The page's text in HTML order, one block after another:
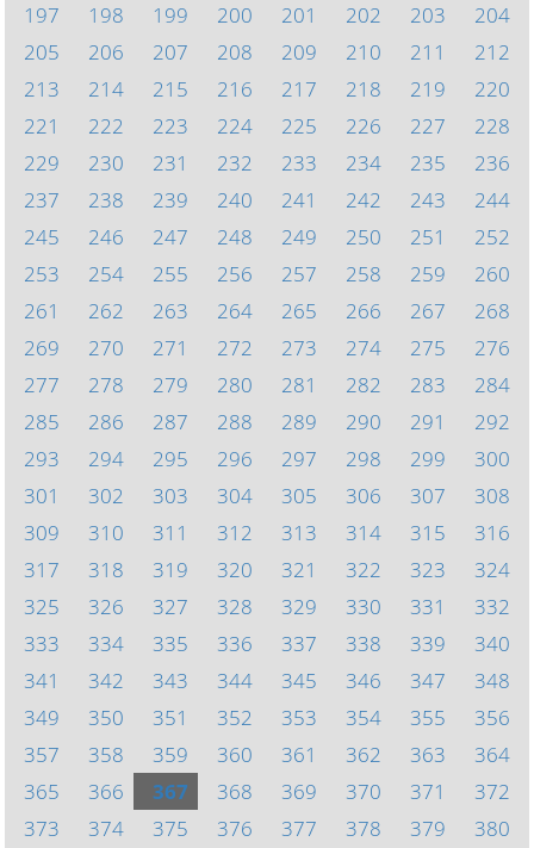
197
198 199 200 201 202 203
204
205
206 207 208 209 210 211
212
213
214 215 216 217 218 219
220
221
222 223 224 225 226 227
228
229
230 231 232 233 234 235
236
237
238 239 240 241 242 243
244
245
246 247 248 249 250 251
252
253
254 255 256 257 258 259
260
261
262 263 264 265 266 267
268
269
270 271 272 273 274 275
276
277
278 279 280 281 282 283
284
285
286 287 288 289 290 291
292
293
294 295 296 297 298 299
300
301
302 303 304 305 306 307
308
309
310 311 312 313 314 315
316
317
318 319 320 321 322 323
324
325
326 327 328 329 330 331
332
333
334 335 336 337 338 339
340
341
342 343 344 345 346 347
348
349
350 351 352 353 354 355
356
357
358 359 360 361 362 363
364
365
366 367 368 369 370 371
372
373
374 375 376 377 378 379 380